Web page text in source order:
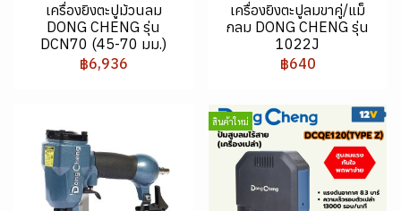
เครื่องยิงตะปูม้วนลม
DONG CHENG รุ่น
DCN70 (45-70 มม.)
฿6,936
เครื่องยิงตะปูลมขาคู่/แม็
กลม DONG CHENG รุ่น
1022J
฿640
สินค้าใหม่